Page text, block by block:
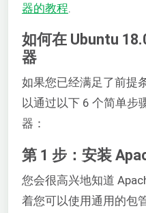
器的教程
如何在 Ubuntu
器
如果您已经满足了前提
以通过以下 6 个简单步
器：
第 1 步：安装
您会很高兴地知道
着您可以使用通用的包